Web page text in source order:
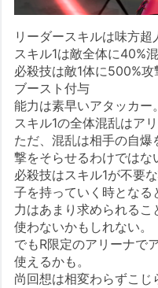
リーダースキルは味方超
スキル1は敵全体に40%
必殺技は敵1体に500%
ブースト付与
能力は素早いアタッカー。
スキル1の全体混乱はア
ただ、混乱は相手の自
撃をそらせるわけではな
必殺技はスキル1が不要
子を持っていく時とな
力はあまり求められるこ
使わないかもしれない。
でもR限定のアリーナで
使えるかも。
尚回想は相変わらずこじ